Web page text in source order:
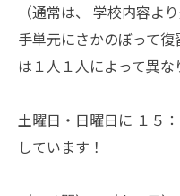
（通常は、 学校内容よ
手単元にさかのぼって
は１人１人によって異な
土曜日・日曜日に １５
しています！